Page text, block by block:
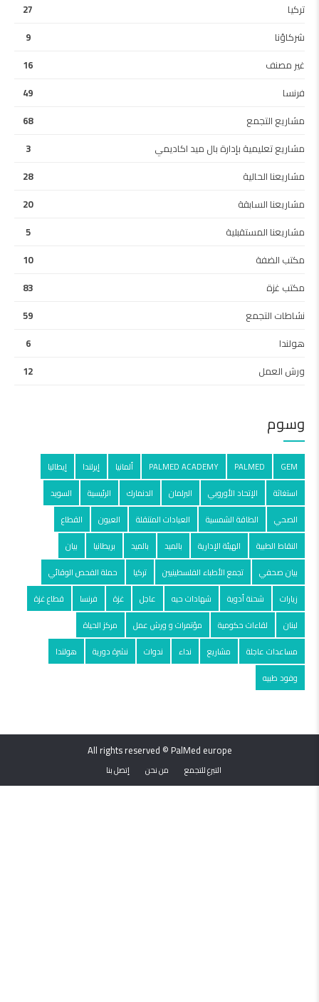
تركيا
27
شركاؤنا
9
غير مصنف
16
فرنسا
49
مشاريع التجمع
68
مشاريع تعليمية بإدارة بال ميد اكاديمي
3
مشاريعنا الحالية
28
مشاريعنا السابقة
20
مشاريعنا المستقبلية
5
مكتب الضفة
10
مكتب غزة
83
نشاطات التجمع
59
هولندا
6
ورش العمل
12
وسوم
GEM
PALMED
PALMED ACADEMY ألمانيا إيرلندا
إيطاليا
استغاثة
الإتحاد الأوروبي البرلمان الدنمارك الرئيسية
السويد
الصحي
الطاقة الشمسية العيادات المتنقلة العيون
القطاع
النقاط الطبية
الهيئة الإدارية بالميد بالمید بريطانيا
بيان
بيان صحفي
تجمع الأطباء الفلسطينيين تركيا
حملة الفحص الوقائي
زيارات
شحنة أدوية شهادات حيه عاجل غزة فرنسا
قطاع غزة
لبنان
لقاءات حكومية مؤتمرات و ورش عمل
مركز الحياة
مساعدات عاجلة
مشاريع نداء ندوات نشرة دورية
هولندا
وفود طبيه
All rights reserved © PalMed europe
التبرع للتجمع من نحن إتصل بنا